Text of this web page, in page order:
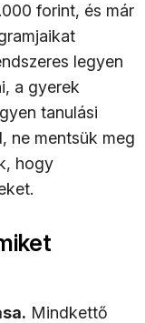
forint, és már
legyen
a gyerek
tanulási
ne mentsük meg
hogy
Mindkettő